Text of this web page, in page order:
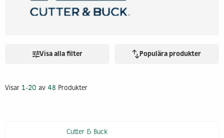
Visa alla filter Populära produkter
Visar 1-20 av 48 Produkter
Cutter & Buck